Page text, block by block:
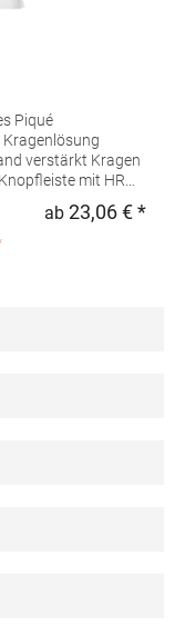
Piqué
Kragen
ab 23,06 € *